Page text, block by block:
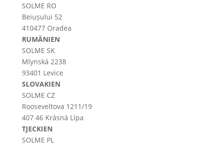
SOLME RO
Beiușului 52
410477 Oradea
RUMÄNIEN
SOLME SK
Mlynská 2238
93401 Levice
SLOVAKIEN
SOLME CZ
Rooseveltova 1211/19
407 46 Krásná Lípa
TJECKIEN
SOLME PL